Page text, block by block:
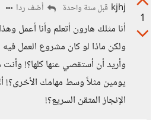
1
kjhj قبل سنة واحدة أضف ردا
أنا مثلك هارون أتعلم وأنا أعمل
ولكن ماذا لو كان مشروع العمل
وأريد أن أستقصي عنها كلها؟!
يومين مثلاً وسط مهامك الأخرى؟!
الإنجاز المتقن السريع؟!